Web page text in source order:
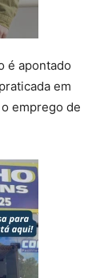
é apontado
em
emprego de